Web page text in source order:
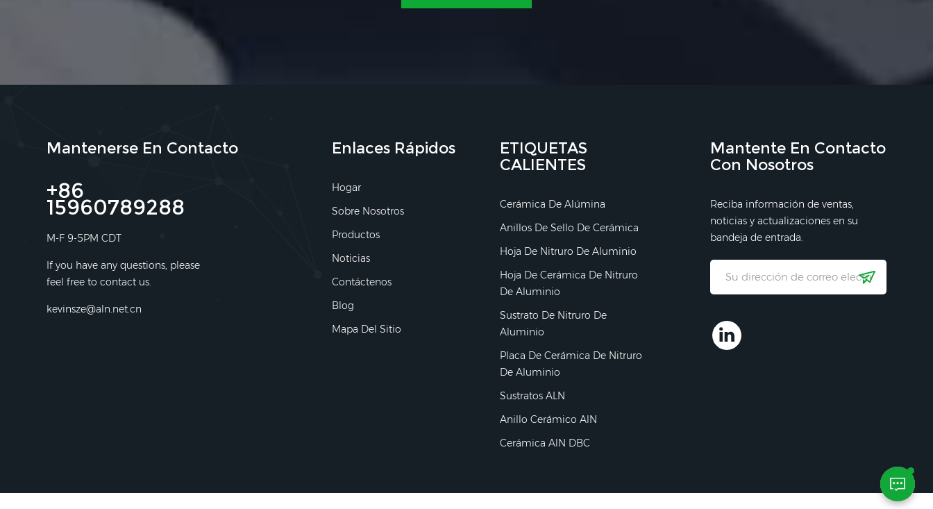
Mantenerse En Contacto
+86
15960789288
M-F 9-5PM CDT
If you have any questions, please
feel free to contact us.
kevinsze@aln.net.cn
Enlaces Rápidos
Hogar
Sobre Nosotros
Productos
Noticias
Contáctenos
Blog
Mapa Del Sitio
ETIQUETAS
CALIENTES
Cerámica De Alúmina
Anillos De Sello De Cerámica
Hoja De Nitruro De Aluminio
Hoja De Cerámica De Nitruro
De Aluminio
Sustrato De Nitruro De
Aluminio
Placa De Cerámica De Nitruro
De Aluminio
Sustratos ALN
Anillo Cerámico AlN
Cerámica AlN DBC
Mantente En Contacto
Con Nosotros
Reciba información de ventas,
noticias y actualizaciones en su
bandeja de entrada.